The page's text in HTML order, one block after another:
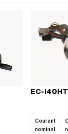
EC-
Courant
nominal
Vous ne